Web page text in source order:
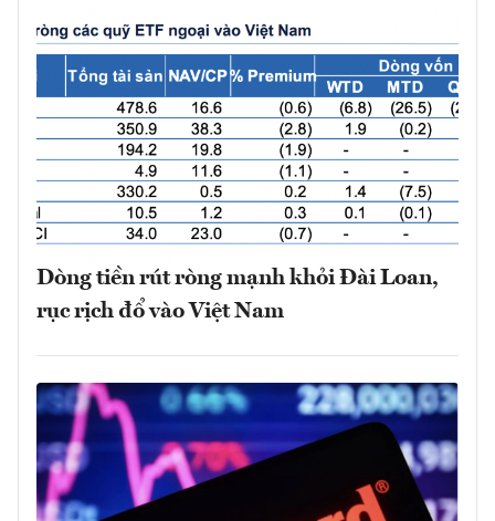
Dòng tiền rút ròng mạnh khỏi Đài Loan,
rục rịch đổ vào Việt Nam